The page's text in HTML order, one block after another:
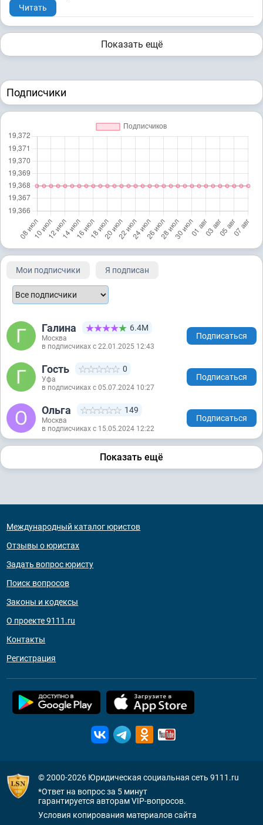
Читать
Показать ещё
Подписчики
Мои подписчики Я подписан
Галина 6.4М
Москва
в подписчиках с 22.01.2025 12:43
Подписаться
Гость 0
Уфа
в подписчиках с 05.07.2024 10:27
Подписаться
Ольга 149
Москва
в подписчиках с 15.05.2024 12:22
Подписаться
Показать ещё
Международный каталог юристов
Отзывы о юристах
Задать вопрос юристу
Поиск вопросов
Законы и кодексы
О проекте 9111.ru
Контакты
Регистрация
© 2000-2026 Юридическая социальная сеть 9111.ru
*Ответ на вопрос за 5 минут
гарантируется авторам VIP-вопросов.
Условия копирования материалов сайта